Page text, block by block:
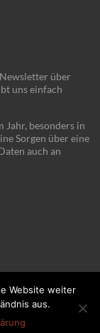
über
uns einfach
besonders in
Sorgen über eine
auch an
Website weiter
aus.